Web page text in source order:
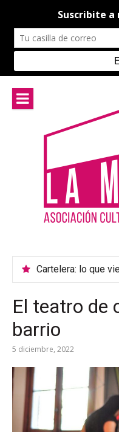
contenido
El teatro de
barrio
5 diciembre, 2022